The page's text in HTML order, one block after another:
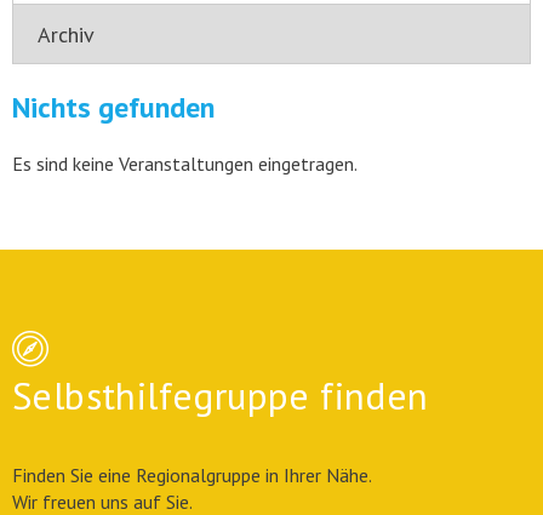
Nichts gefunden
Es sind keine Veranstaltungen eingetragen.
Selbsthilfegruppe finden
Finden Sie eine Regionalgruppe in Ihrer Nähe.
Wir freuen uns auf Sie.